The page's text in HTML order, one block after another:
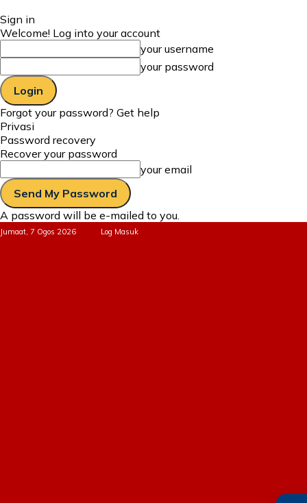
Sign in
Welcome! Log into your account
your username
your password
Forgot your password? Get help
Privasi
Password recovery
Recover your password
your email
A password will be e-mailed to you.
Jumaat, 7 Ogos 2026 Log Masuk